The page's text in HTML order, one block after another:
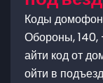
Коды
Обороны, 140,
айти код от
ойти в